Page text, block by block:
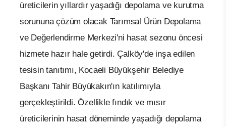
üreticilerin yıllardır yaşadığı depolama ve kurutma
sorununa çözüm olacak Tarımsal Ürün Depolama
ve Değerlendirme Merkezi'ni hasat sezonu öncesi
hizmete hazır hale getirdi. Çalköy'de inşa edilen
tesisin tanıtımı, Kocaeli Büyükşehir Belediye
Başkanı Tahir Büyükakın'ın katılımıyla
gerçekleştirildi. Özellikle fındık ve mısır
üreticilerinin hasat döneminde yaşadığı depolama